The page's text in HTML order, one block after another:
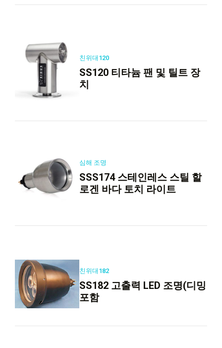
친위대120
SS120 티타늄 팬 및 틸트 장
치
심해 조명
SSS174 스테인레스 스틸 할
로겐 바다 토치 라이트
친위대182
SS182 고출력 LED 조명(디밍
포함